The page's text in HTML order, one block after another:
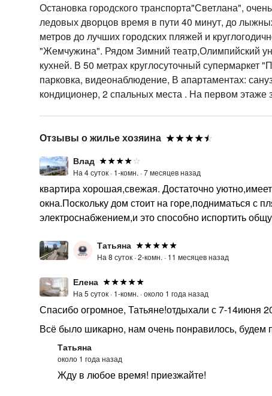
Остановка городского транспорта"Светлана",
ледовых дворцов время в пути 40 минут, до
метров до лучших городских пляжей и
"Жемчужина". Рядом Зимний театр,Олимпийский
кухней. В 50 метрах круглосуточный супермаркет
парковка, видеонаблюдение, В апартаментах:
кондиционер, 2 спальных места . На первом
Отзывы о жилье хозяина
Влад
На 4 суток · 1-комн. ·7 месяцев назад
квартира хорошая,свежая. Достаточно
окна.Поскольку дом стоит на горе,подниматься с
электроснабжением,и это способно испортить
Татьяна
На 8 суток ·2-комн. · 11 месяцев назад
Елена
На 5 суток · 1-комн. ·около 1 года назад
Спасибо огромное, Татьяне!отдыхали с 7-14июня
Всё было шикарно, нам очень понравилось, будем
Татьяна
около 1 года назад
Жду в любое время! приезжайте!